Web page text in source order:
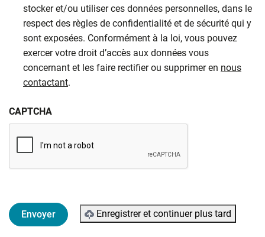
stocker et/ou utiliser ces données personnelles, dans le
respect des règles de confidentialité et de sécurité qui y
sont exposées. Conformément à la loi, vous pouvez
exercer votre droit d’accès aux données vous
concernant et les faire rectifier ou supprimer en nous
contactant.
CAPTCHA
Enregistrer et continuer plus tard